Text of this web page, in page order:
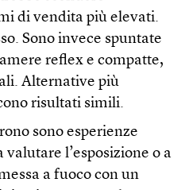
di vendita più elevati.
Sono invece spuntate
reflex e compatte,
Alternative più
risultati simili.
sono esperienze
l’esposizione o a
a fuoco con un